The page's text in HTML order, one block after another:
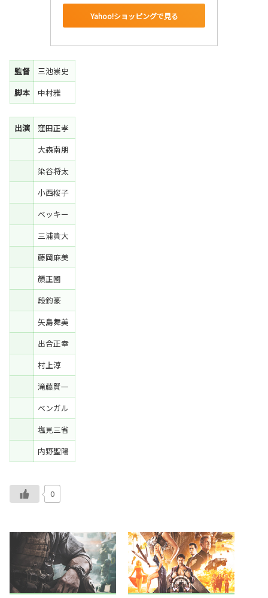
Yahoo!ショッピングで見る
監督
三池崇史
脚本
中村雅
出演
窪田正孝
大森南朋
染谷将太
小西桜子
ベッキー
三浦貴大
藤岡麻美
顏正國
段鈞豪
矢島舞美
出合正幸
村上淳
滝藤賢一
ベンガル
塩見三省
内野聖陽
0